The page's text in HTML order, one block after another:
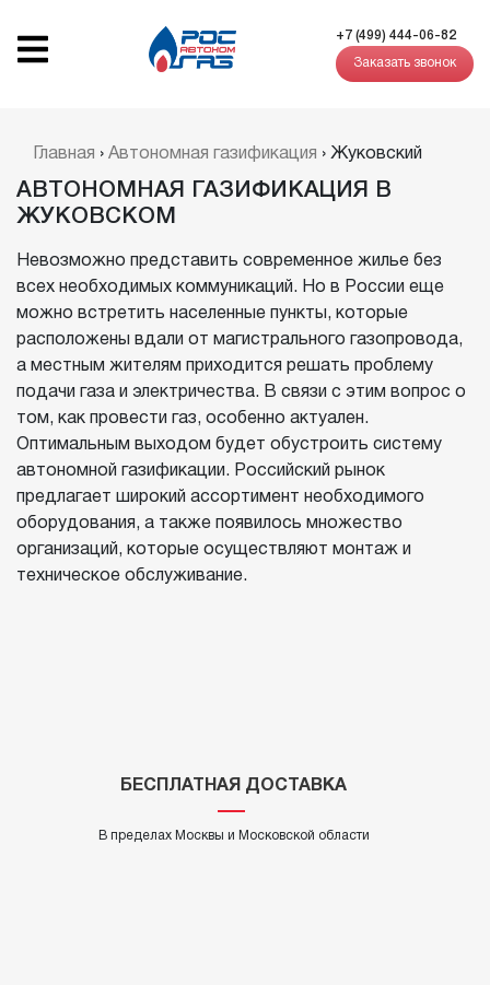
+7 (499) 444-06-82
Заказать звонок
Главная › Автономная газификация › Жуковский
АВТОНОМНАЯ ГАЗИФИКАЦИЯ В
ЖУКОВСКОМ
Невозможно представить современное жилье без
всех необходимых коммуникаций. Но в России еще
можно встретить населенные пункты, которые
расположены вдали от магистрального газопровода,
а местным жителям приходится решать проблему
подачи газа и электричества. В связи с этим вопрос о
том, как провести газ, особенно актуален.
Оптимальным выходом будет обустроить систему
автономной газификации. Российский рынок
предлагает широкий ассортимент необходимого
оборудования, а также появилось множество
организаций, которые осуществляют монтаж и
техническое обслуживание.
БЕСПЛАТНАЯ ДОСТАВКА
В пределах Москвы и Московской области